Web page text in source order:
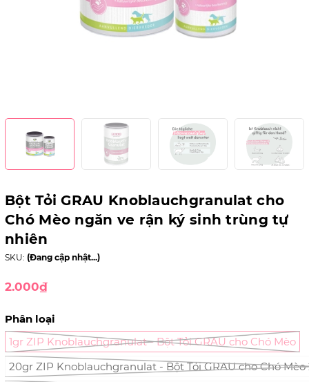
Bột Tỏi GRAU Knoblauchgranulat cho
Chó Mèo ngăn ve rận ký sinh trùng tự
nhiên
SKU: (Đang cập nhật...)
2.000₫
Phân loại
1gr ZIP Knoblauchgranulat - Bột Tỏi GRAU cho Chó Mèo
20gr ZIP Knoblauchgranulat - Bột Tỏi GRAU cho Chó